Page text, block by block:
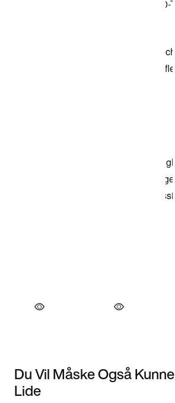
Du Vil Måske Også Kunne
Lide